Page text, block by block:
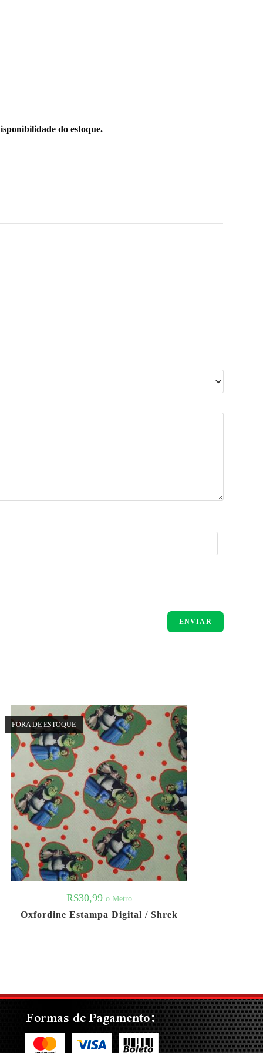
do estoque.
FORA DE ESTOQUE
R$30,99 o Metro
Oxfordine Estampa Digital / Shrek
Formas de Pagamento: